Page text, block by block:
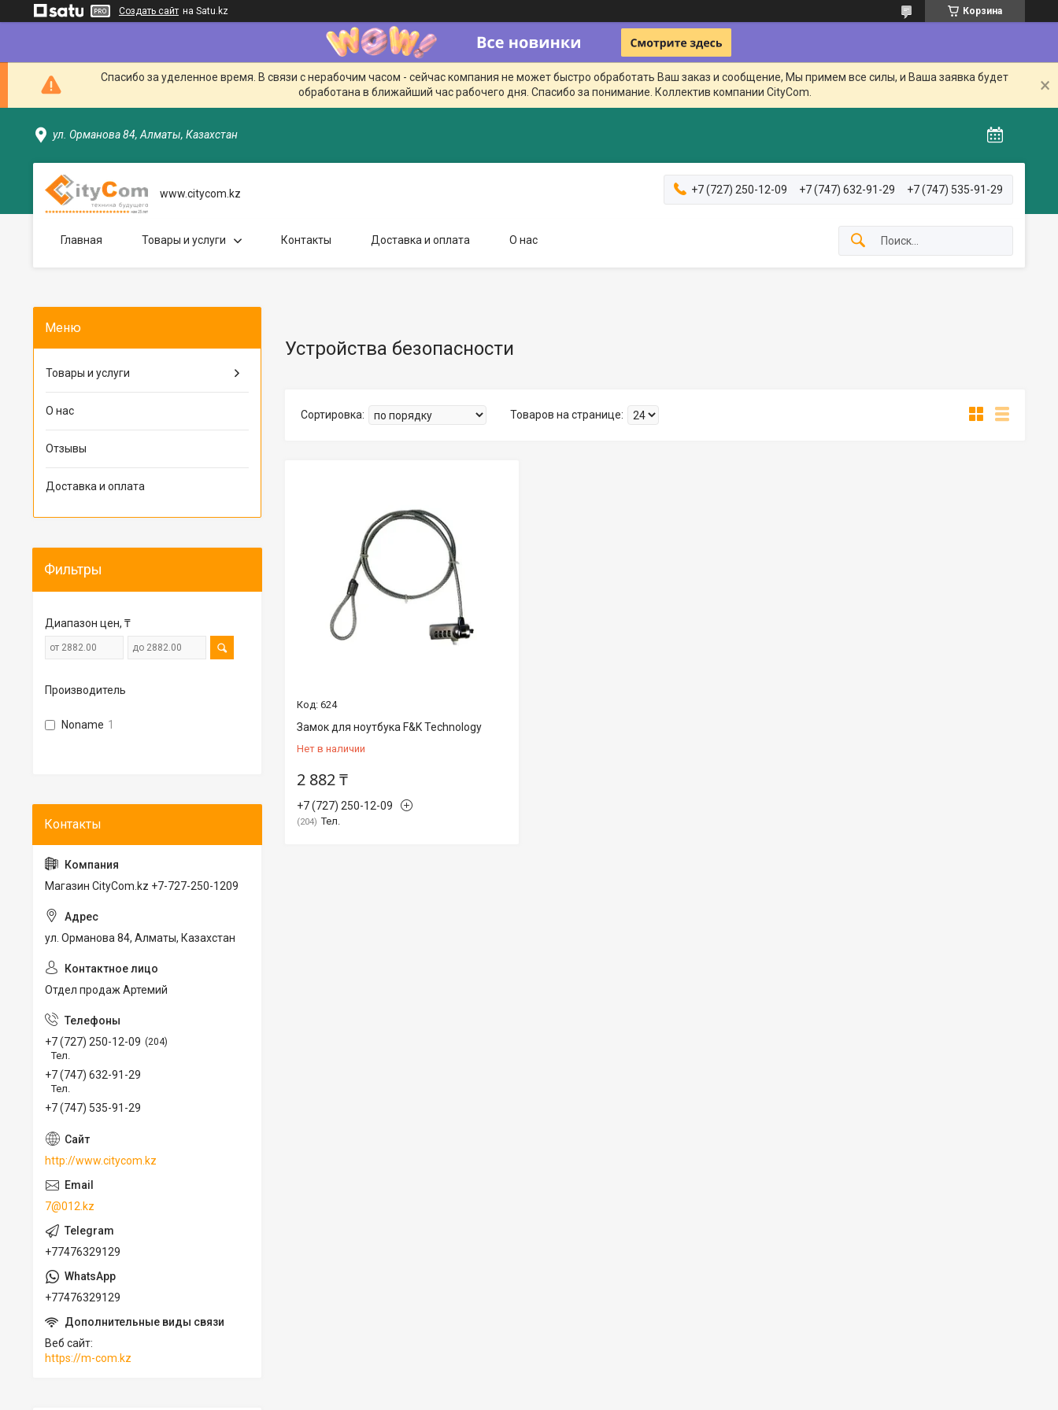
Создать сайт на Satu.kz Корзина
Спасибо за уделенное время. В связи с нерабочим часом - сейчас компания не может быстро обработать Ваш заказ и сообщение, Мы примем все силы, и Ваша заявка будет
обработана в ближайший час рабочего дня. Спасибо за понимание. Коллектив компании CityCom.
ул. Орманова 84, Алматы, Казахстан
www.citycom.kz +7 (727) 250-12-09 +7 (747) 632-91-29 +7 (747) 535-91-29
Главная Товары и услуги Контакты Доставка и оплата О нас
Устройства безопасности
624
Замок для ноутбука F&K Technology
Нет в наличии
2 882 ₸
+7 (727) 250-12-09
204 Тел.
Товары и услуги
О нас
Отзывы
Доставка и оплата
Фильтры
Диапазон цен, ₸
Производитель
Noname 1
Магазин CityCom.kz +7-727-250-1209
ул. Орманова 84, Алматы, Казахстан
Отдел продаж Артемий
+7 (727) 250-12-09 204
Тел.
+7 (747) 632-91-29
Тел.
+7 (747) 535-91-29
http://www.citycom.kz
7@012.kz
+77476329129
+77476329129
Веб сайт
https://m-com.kz